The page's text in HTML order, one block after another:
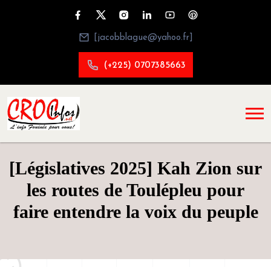
[jacobblague@yahoo.fr]
(+225) 0707385663
[Législatives 2025] Kah Zion sur
les routes de Toulépleu pour
faire entendre la voix du peuple